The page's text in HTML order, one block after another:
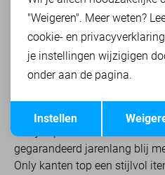
klaar voor...
ONTDEK NU
Ben je op zoek naar een
gegarandeerd jarenlang blij
Only kanten top een stijlvol
Terug
"Weigeren". Meer weten?
cookie- en
je instellingen wijzigigen
onder aan de pagina.
Instellen